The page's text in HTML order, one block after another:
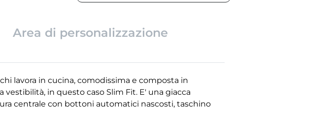
Area di personalizzazione
lavora in cucina, comodissima e composta in
in questo caso Slim Fit. E' una giacca
centrale con bottoni automatici nascosti, taschino